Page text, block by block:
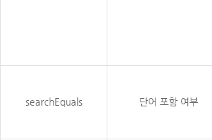
searchEquals 단어 포함 여부